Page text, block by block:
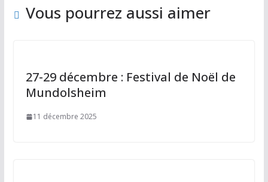
k
Vous pourrez aussi aimer
27-29 décembre : Festival de Noël de
Mundolsheim
11 décembre 2025